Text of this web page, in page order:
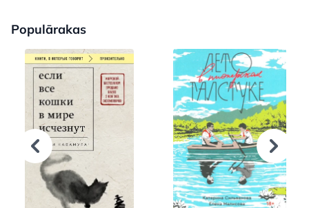
Populārakas